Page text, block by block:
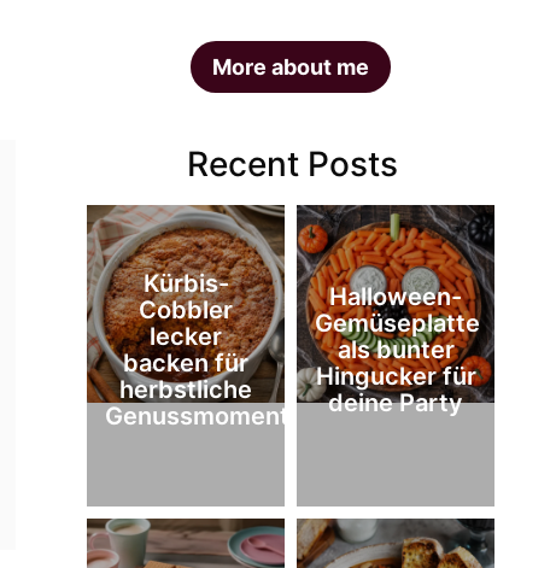
More about me
Recent Posts
Kürbis-
Cobbler
lecker
backen für
herbstliche
Genussmomente
Halloween-
Gemüseplatte
als bunter
Hingucker für
deine Party